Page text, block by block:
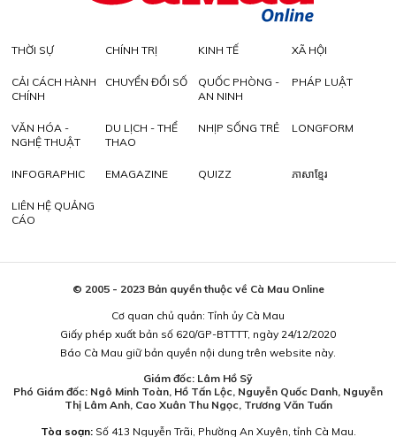
THỜI SỰ CHÍNH TRỊ KINH TẾ XÃ HỘI
CẢI CÁCH HÀNH
CHÍNH
CHUYỂN ĐỔI SỐ
QUỐC PHÒNG -
AN NINH
PHÁP LUẬT
VĂN HÓA -
NGHỆ THUẬT
DU LỊCH - THỂ
THAO
NHỊP SỐNG TRẺ LONGFORM
INFOGRAPHIC EMAGAZINE QUIZZ ភាសាខ្មែរ
LIÊN HỆ QUẢNG
CÁO
© 2005 - 2023 Bản quyền thuộc về Cà Mau Online
Cơ quan chủ quản: Tỉnh ủy Cà Mau
Giấy phép xuất bản số 620/GP-BTTTT, ngày 24/12/2020
Báo Cà Mau giữ bản quyền nội dung trên website này.
Giám đốc: Lâm Hồ Sỹ
Phó Giám đốc: Ngô Minh Toàn, Hồ Tấn Lộc, Nguyễn Quốc Danh, Nguyễn
Thị Lâm Anh, Cao Xuân Thu Ngọc, Trương Văn Tuấn
Tòa soạn:Số 413 Nguyễn Trãi, Phường An Xuyên, tỉnh Cà Mau.